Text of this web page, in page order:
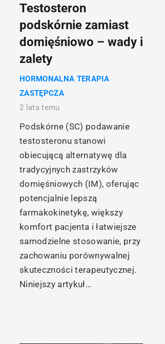
Testosteron
podskórnie zamiast
domięśniowo – wady i
zalety
HORMONALNA TERAPIA
ZASTĘPCZA
2 lata temu
Podskórne (SC) podawanie
testosteronu stanowi
obiecującą alternatywę dla
tradycyjnych zastrzyków
domięśniowych (IM), oferując
potencjalnie lepszą
farmakokinetykę, większy
komfort pacjenta i łatwiejsze
samodzielne stosowanie, przy
zachowaniu porównywalnej
skuteczności terapeutycznej.
Niniejszy artykuł…